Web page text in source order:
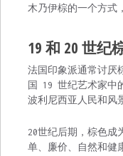
木乃伊棕的一个方式
19 和 20 世纪
法国印象派通常讨厌
国 19 世纪艺术家中
波利尼西亚人民和风
20世纪后期，棕色成
单、廉价、自然和健